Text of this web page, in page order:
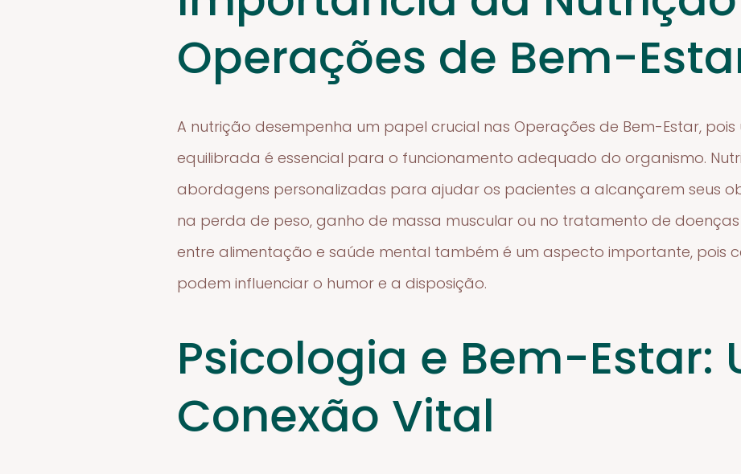
Operações de Bem-
A nutrição desempenha um papel crucial nas Operações de Bem-Estar,
equilibrada é essencial para o funcionamento adequado do organismo.
abordagens personalizadas para ajudar os pacientes a alcançarem seus
na perda de peso, ganho de massa muscular ou no tratamento de
entre alimentação e saúde mental também é um aspecto importante, pois
podem influenciar o humor e a disposição.
Psicologia e Bem-Estar:
Conexão Vital